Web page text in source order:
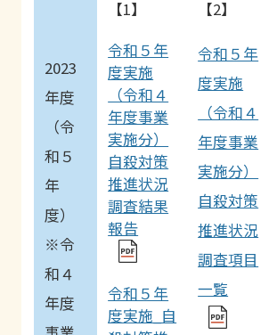
2023
年度
（令
和５
年
度）
※令
和４
年度
【1】
令和５年
度実施
（令和４
年度事業
実施分）
自殺対策
推進状況
調査結果
報告
令和５年
度実施_自
【2】
令和５年
度実施
（令和４
年度事業
実施分）
自殺対策
推進状況
調査項目
一覧